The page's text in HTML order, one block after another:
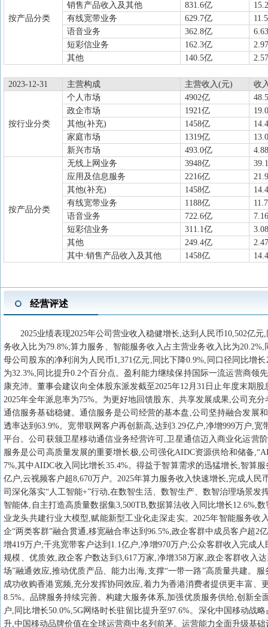
按产品分类
销售产品收入及其他
831.6亿
有线宽带业务
629.7亿
语音业务
362.8亿
短彩信业务
162.3亿
其他
140.5亿
2023-12-31 主营构成 主营收入(元) 收
按行业分类
个人市场 4902亿
政企市场
1921亿
其他(补充)
1458亿
家庭市场
1319亿
新兴市场
493.0亿
按产品分类
无线上网业务 3948亿
应用及信息服务
2216亿
其他(补充)
1458亿
有线宽带业务
1188亿
语音业务
722.6亿
短彩信业务
311.1亿
其他
249.4亿
其中:销售产品收入及其他
1458亿
经营评述
2025业绩表现2025年公司营业收入稳健增长,达到人民币10,502亿
务收入比为79.8%;算力服务、智能服务收入占主营业务收入比为
母公司股东的净利润为人民币1,371亿元,同比下降0.9%,同口径同比增
为32.3%,同比提升0.2个百分点。盈利能力继续保持国际一流运营商领
康充沛。董事会建议向全体股东派发截至2025年12月31日止年度末期
2025年全年派息率为75%。为更好地回馈股东、共享发展成果,公司充
通信服务基础稳健。通信服务是公司经营的基本盘,公司坚持融合发展
透率达到63.9%。宽带联网客户再创新高,达到3.29亿户,净增999万户,
平台。公司获颁卫星移动通信业务经营许可,卫星通信迈入商业化运营
服务是公司高质量发展的重要增长极,公司强化AIDC资源供给和储备
7%,其中AIDC收入同比增长35.4%。得益于智算需求的迅猛增长,智算
亿户,云视频客户超8,670万户。2025年算力服务收入快速增长,完成人
司深化落实“人工智能+”行动,在数智生活、数智生产、数智治理场景
智能体,自主打造高质量数据集3,500TB,数据算法收入同比增长12.6%,
业龙头共建行业大模型,赋能新型工业化走深走实。2025年智能服务
企“两类客群”融合贯通,移宽融合率达到96.5%,政企客群中成员客户超
增419万户;千兆宽带客户达到1.1亿户,净增970万户;公众客群收入完成
规模、优质效,政企客户数达到3,617万家,净增358万家,政企客群收入
场”融通效应,推动优质产品、能力出海,支撑“一带一路”高质量共建。
成功收购香港宽频,充分发挥协同效应,着力为香港消费者提供更丰富、
8.5%。品牌服务持续完善。构建大服务体系,加强优质服务供给,创新
户,同比增长50.0%,5G网络时长驻留比提升至97.6%。深化中国移动
升,中国移动品牌价值在全球运营商中名列前茅。运营能力全面升级基